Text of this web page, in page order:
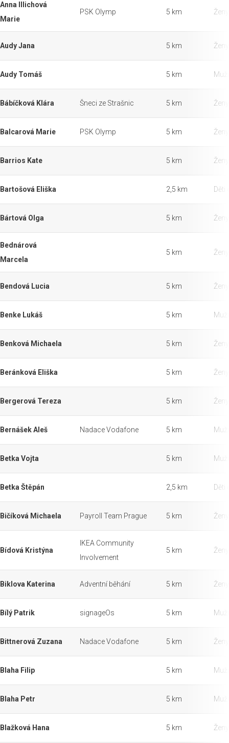
Anna Illichová
Marie
PSK Olymp 5 km Ženy
Audy Jana 5 km Ženy
Audy Tomáš 5 km Muži
Bábíčková Klára Šneci ze Strašnic 5 km Ženy
Balcarová Marie PSK Olymp 5 km Ženy
Barrios Kate 5 km Ženy
Bartošová Eliška 2,5 km Děti
Bártová Olga 5 km Ženy
Bednárová
Marcela
5 km Ženy
Bendová Lucia 5 km Ženy
Benke Lukáš 5 km Muži
Benková Michaela 5 km Ženy
Beránková Eliška 5 km Ženy
Bergerová Tereza 5 km Ženy
Bernášek Aleš Nadace Vodafone 5 km Muži
Betka Vojta 5 km Muži
Betka Štěpán 2,5 km Děti
Bičíková Michaela Payroll Team Prague 5 km Ženy
Bídová Kristýna
IKEA Community
Involvement
5 km Ženy
Biklova Katerina Adventní běhání 5 km Ženy
Bílý Patrik signageOs 5 km Muži
Bittnerová Zuzana Nadace Vodafone 5 km Ženy
Blaha Filip 5 km Muži
Blaha Petr 5 km Muži
Blažková Hana 5 km Ženy